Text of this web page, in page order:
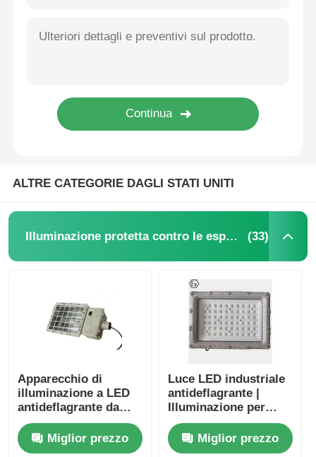
ALTRE CATEGORIE DAGLI STATI UNITI
Illuminazione protetta contro le esplosioni (33)
Apparecchio di
illuminazione a LED
antideflagrante da
250W 400W 1000W
per lampada a ioduri
metallici
Miglior prezzo
Luce LED industriale
antideflagrante |
Illuminazione per
aree pericolose delle
zone 1 e 2Miglior prezzo